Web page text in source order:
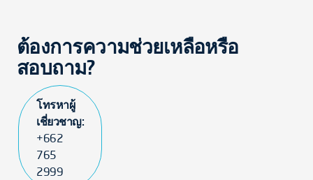
ต้องการความช่วยเหลือหรือ
สอบถาม?
โทรหาผู้
เชี่ยวชาญ:
+662
765
2999